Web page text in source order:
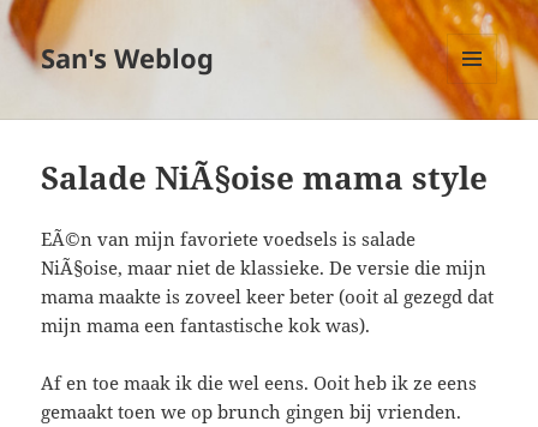
San's Weblog
MENU
EN
Salade NiÃ§oise mama style
EÃ©n van mijn favoriete voedsels is salade
NiÃ§oise, maar niet de klassieke. De versie die mijn
mama maakte is zoveel keer beter (ooit al gezegd dat
mijn mama een fantastische kok was).
Af en toe maak ik die wel eens. Ooit heb ik ze eens
gemaakt toen we op brunch gingen bij vrienden.